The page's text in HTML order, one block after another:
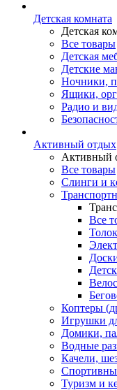
Детская комната
Детская
Все товары
Детская
Детские
Ночники,
Ящики,
Радио и
Активный отдых
Активный
Все товары
Слинги и
Все
Коптеры
Игрушки
Домики,
Водные
Качели,
Туризм и